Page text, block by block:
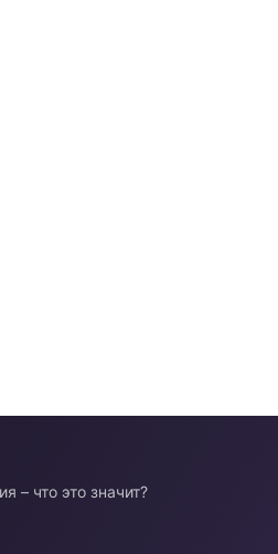
– что это значит?